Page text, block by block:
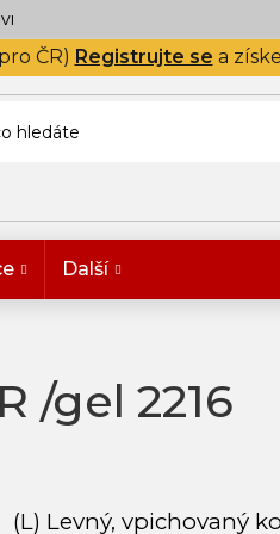
ČR) Registrujte se a
Další
/gel 2216
(L) Levný, vpichovaný